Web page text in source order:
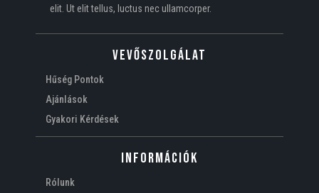
elit. Ut elit tellus, luctus nec ullamcorper.
VEVŐSZOLGÁLAT
Hűség Pontok
Ajánlások
Gyakori Kérdések
Információk
Rólunk